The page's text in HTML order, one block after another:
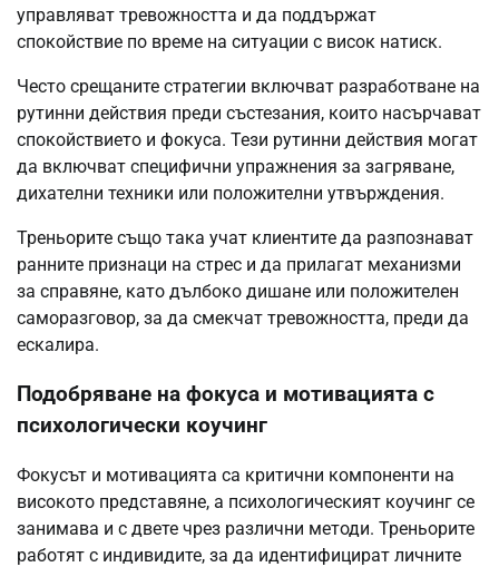
управляват тревожността и да поддържат
спокойствие по време на ситуации с висок натиск.
Често срещаните стратегии включват разработване на
рутинни действия преди състезания, които насърчават
спокойствието и фокуса. Тези рутинни действия могат
да включват специфични упражнения за загряване,
дихателни техники или положителни утвърждения.
Треньорите също така учат клиентите да разпознават
ранните признаци на стрес и да прилагат механизми
за справяне, като дълбоко дишане или положителен
саморазговор, за да смекчат тревожността, преди да
ескалира.
Подобряване на фокуса и мотивацията с
психологически коучинг
Фокусът и мотивацията са критични компоненти на
високото представяне, а психологическият коучинг се
занимава и с двете чрез различни методи. Треньорите
работят с индивидите, за да идентифицират личните